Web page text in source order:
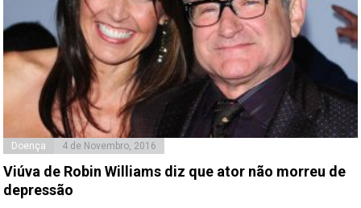
Doença 4 de Novembro, 2016
Viúva de Robin Williams diz que ator não morreu de
depressão